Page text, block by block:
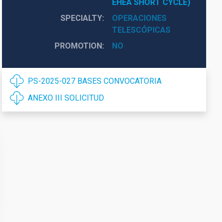
EHEA SHORT CYCLE)
SPECIALTY
OPERACIONES
TELESCÓPICAS
PROMOTION
NO
PS-2025-027 BASES CONVOCATORIA
ANEXO III SOLICITUD